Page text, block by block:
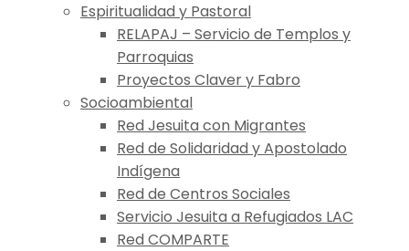
Espiritualidad y Pastoral
RELAPAJ – Servicio de Templos y
Parroquias
Proyectos Claver y Fabro
Socioambiental
Red Jesuita con Migrantes
Red de Solidaridad y Apostolado
Indígena
Red de Centros Sociales
Servicio Jesuita a Refugiados LAC
Red COMPARTE